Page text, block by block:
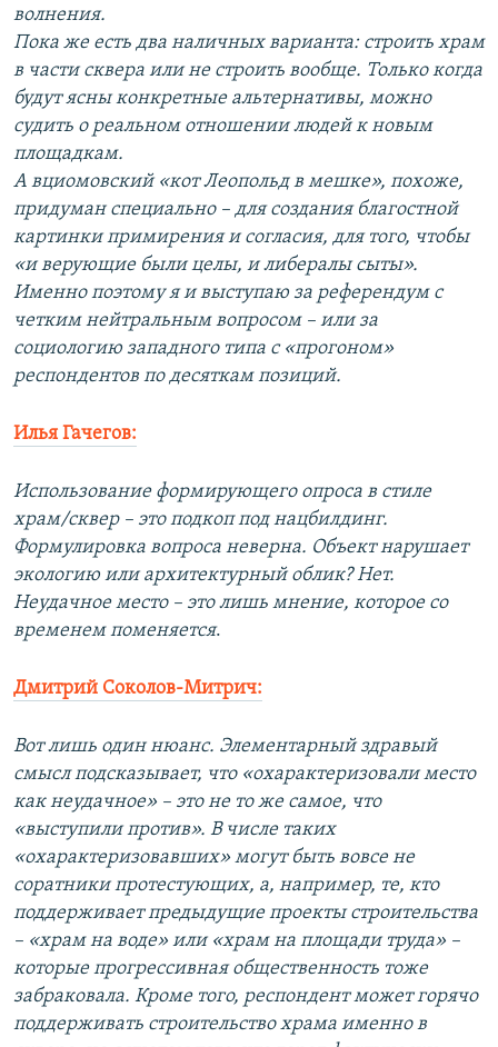
волнения.
Пока же есть два наличных варианта: строить храм
в части сквера или не строить вообще. Только когда
будут ясны конкретные альтернативы, можно
судить о реальном отношении людей к новым
площадкам.
А вциомовский «кот Леопольд в мешке», похоже,
придуман специально – для создания благостной
картинки примирения и согласия, для того, чтобы
«и верующие были целы, и либералы сыты».
Именно поэтому я и выступаю за референдум с
четким нейтральным вопросом – или за
социологию западного типа с «прогоном»
респондентов по десяткам позиций.
Илья Гачегов:
Использование формирующего опроса в стиле
храм/сквер – это подкоп под нацбилдинг.
Формулировка вопроса неверна. Объект нарушает
экологию или архитектурный облик? Нет.
Неудачное место – это лишь мнение, которое со
временем поменяется.
Дмитрий Соколов-Митрич:
Вот лишь один нюанс. Элементарный здравый
смысл подсказывает, что «охарактеризовали место
как неудачное» – это не то же самое, что
«выступили против». В числе таких
«охарактеризовавших» могут быть вовсе не
соратники протестующих, а, например, те, кто
поддерживает предыдущие проекты строительства
– «храм на воде» или «храм на площади труда» –
которые прогрессивная общественность тоже
забраковала. Кроме того, респондент может горячо
поддерживать строительство храма именно в